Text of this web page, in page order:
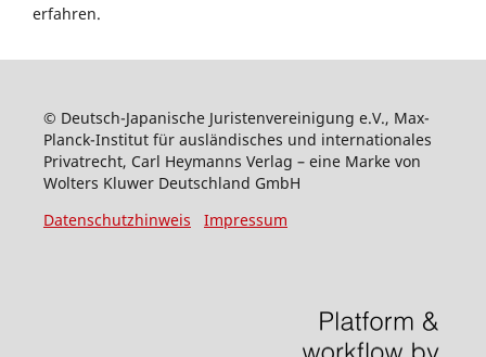
erfahren.
© Deutsch-Japanische Juristenvereinigung e.V., Max-
Planck-Institut für ausländisches und internationales
Privatrecht, Carl Heymanns Verlag – eine Marke von
Wolters Kluwer Deutschland GmbH
Datenschutzhinweis
Impressum